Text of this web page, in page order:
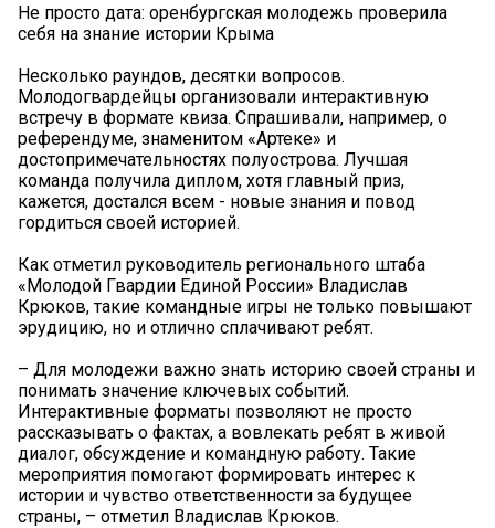
Не просто дата: оренбургская молодежь проверила
себя на знание истории Крыма
Несколько раундов, десятки вопросов.
Молодогвардейцы организовали интерактивную
встречу в формате квиза. Спрашивали, например, о
референдуме, знаменитом «Артеке» и
достопримечательностях полуострова. Лучшая
команда получила диплом, хотя главный приз,
кажется, достался всем - новые знания и повод
гордиться своей историей.
Как отметил руководитель регионального штаба
«Молодой Гвардии Единой России» Владислав
Крюков, такие командные игры не только повышают
эрудицию, но и отлично сплачивают ребят.
– Для молодежи важно знать историю своей страны и
понимать значение ключевых событий.
Интерактивные форматы позволяют не просто
рассказывать о фактах, а вовлекать ребят в живой
диалог, обсуждение и командную работу. Такие
мероприятия помогают формировать интерес к
истории и чувство ответственности за будущее
страны, – отметил Владислав Крюков.